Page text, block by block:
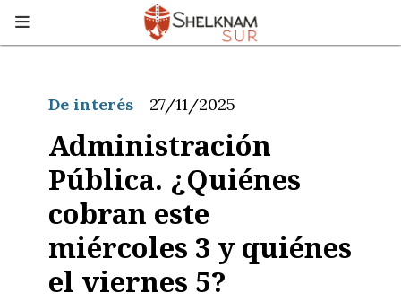
Administración
Pública. ¿Quiénes
cobran este
miércoles 3 y quiénes
el viernes 5?
De interés 27/11/2025